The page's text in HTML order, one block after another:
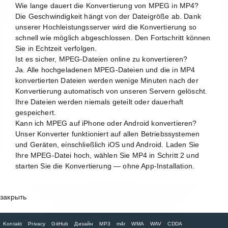
Wie lange dauert die Konvertierung von MPEG in MP4?
Die Geschwindigkeit hängt von der Dateigröße ab. Dank
unserer Hochleistungsserver wird die Konvertierung so
schnell wie möglich abgeschlossen. Den Fortschritt können
Sie in Echtzeit verfolgen.
Ist es sicher, MPEG-Dateien online zu konvertieren?
Ja. Alle hochgeladenen MPEG-Dateien und die in MP4
konvertierten Dateien werden wenige Minuten nach der
Konvertierung automatisch von unseren Servern gelöscht.
Ihre Dateien werden niemals geteilt oder dauerhaft
gespeichert.
Kann ich MPEG auf iPhone oder Android konvertieren?
Unser Konverter funktioniert auf allen Betriebssystemen
und Geräten, einschließlich iOS und Android. Laden Sie
Ihre MPEG-Datei hoch, wählen Sie MP4 in Schritt 2 und
starten Sie die Konvertierung — ohne App-Installation.
закрыть
Kontakt Privacy GitHub Дизайн MP3 m4r WMA WAV CDDA